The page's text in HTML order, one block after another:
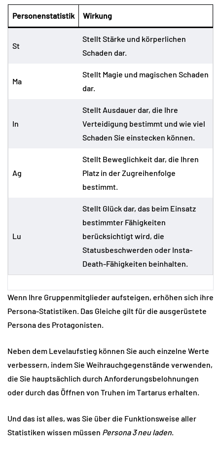
Personenstatistik Wirkung
St
Stellt Stärke und körperlichen
Schaden dar.
Ma
Stellt Magie und magischen Schaden
dar.
In
Stellt Ausdauer dar, die Ihre
Verteidigung bestimmt und wie viel
Schaden Sie einstecken können.
Ag
Stellt Beweglichkeit dar, die Ihren
Platz in der Zugreihenfolge
bestimmt.
Lu
Stellt Glück dar, das beim Einsatz
bestimmter Fähigkeiten
berücksichtigt wird, die
Statusbeschwerden oder Insta-
Death-Fähigkeiten beinhalten.
Wenn Ihre Gruppenmitglieder aufsteigen, erhöhen sich ihre
Persona-Statistiken. Das Gleiche gilt für die ausgerüstete
Persona des Protagonisten.
Neben dem Levelaufstieg können Sie auch einzelne Werte
verbessern, indem Sie Weihrauchgegenstände verwenden,
die Sie hauptsächlich durch Anforderungsbelohnungen
oder durch das Öffnen von Truhen im Tartarus erhalten.
Und das ist alles, was Sie über die Funktionsweise aller
Statistiken wissen müssen Persona 3 neu laden.